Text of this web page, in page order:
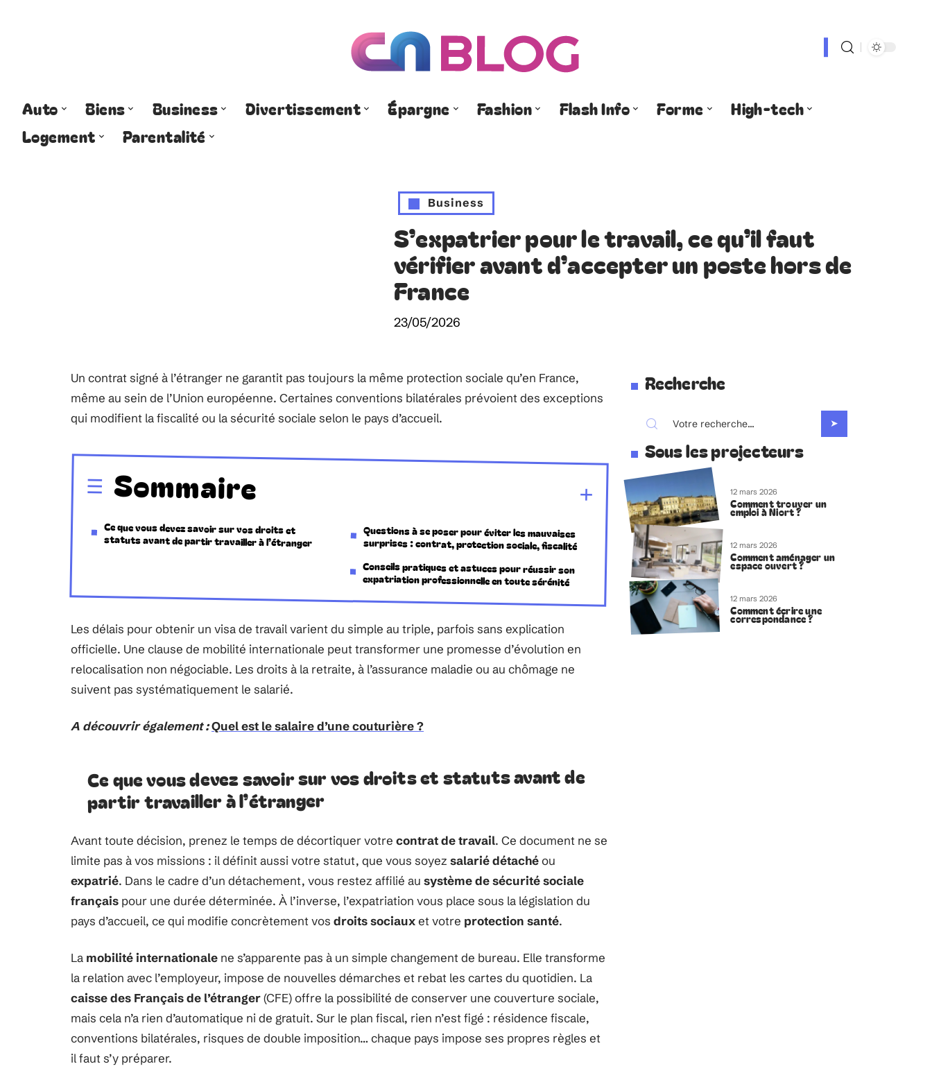
Auto Biens Business Divertissement Épargne Fashion Flash Info Forme
High-tech
Logement
Parentalité
Business
S’expatrier pour le travail, ce qu’il faut
vérifier avant d’accepter un poste hors de
France
23/05/2026
Un contrat signé à l’étranger ne garantit pas toujours la même protection sociale qu’en France,
même au sein de l’Union européenne. Certaines conventions bilatérales prévoient des exceptions
qui modifient la fiscalité ou la sécurité sociale selon le pays d’accueil.
Sommaire
Ce que vous devez savoir sur vos droits et
statuts avant de partir travailler à l’étranger
Questions à se poser pour éviter les mauvaises
surprises : contrat, protection sociale, fiscalité
Conseils pratiques et astuces pour réussir son
expatriation professionnelle en toute sérénité
Les délais pour obtenir un visa de travail varient du simple au triple, parfois sans explication
officielle. Une clause de mobilité internationale peut transformer une promesse d’évolution en
relocalisation non négociable. Les droits à la retraite, à l’assurance maladie ou au chômage ne
suivent pas systématiquement le salarié.
A découvrir également :Quel est le salaire d’une couturière ?
Ce que vous devez savoir sur vos droits et statuts avant de
partir travailler à l’étranger
Avant toute décision, prenez le temps de décortiquer votre contrat de travail. Ce document ne se
limite pas à vos missions : il définit aussi votre statut, que vous soyez salarié détachéou
expatrié. Dans le cadre d’un détachement, vous restez affilié au système de sécurité sociale
français pour une durée déterminée. À l’inverse, l’expatriation vous place sous la législation du
pays d’accueil, ce qui modifie concrètement vos droits sociauxet votre protection santé.
La mobilité internationale ne s’apparente pas à un simple changement de bureau. Elle transforme
la relation avec l’employeur, impose de nouvelles démarches et rebat les cartes du quotidien. La
caisse des Français de l’étranger(CFE) offre la possibilité de conserver une couverture sociale,
mais cela n’a rien d’automatique ni de gratuit. Sur le plan fiscal, rien n’est figé : résidence fiscale,
conventions bilatérales, risques de double imposition… chaque pays impose ses propres règles et
il faut s’y préparer.
Recherche
Sous les projecteurs
12 mars 2026
Comment trouver un
emploi à Niort ?
12 mars 2026
Comment aménager un
espace ouvert ?
12 mars 2026
Comment écrire une
correspondance ?